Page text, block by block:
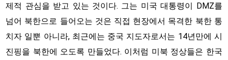
제적 관심을 받고 있는 것이다. 그는 미국 대통령이 DMZ를
넘어 북한으로 들어오는 것은 직접 현장에서 목격한 북한 통
치자 일뿐 아니라, 최근에는 중국 지도자로서는 14년만에 시
진핑을 북한에 오도록 만들었다. 이처럼 미북 정상들은 한국